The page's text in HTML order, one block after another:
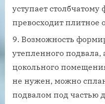
уступает
превосходит плитное
Возможность
утепленного
цокольного
не нужен, можно
подвалом под частью